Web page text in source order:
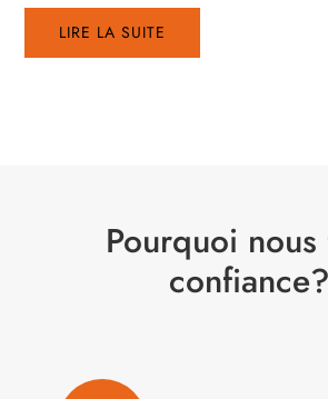
LIRE LA SUITE
Pourquoi
confiance?